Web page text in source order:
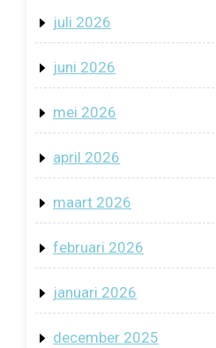
juli 2026
juni 2026
mei 2026
april 2026
maart 2026
februari 2026
januari 2026
december 2025